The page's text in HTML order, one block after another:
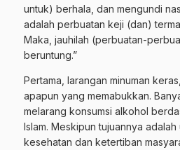
untuk) berhala, dan mengundi
adalah perbuatan keji (dan)
Maka, jauhilah (perbuatan-
beruntung.”
Pertama, larangan minuman
apapun yang memabukkan.
melarang konsumsi alkohol
Islam. Meskipun tujuannya
kesehatan dan ketertiban